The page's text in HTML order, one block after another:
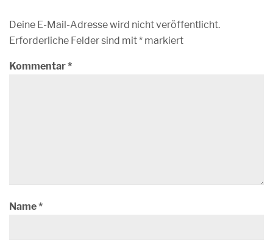
Deine E-Mail-Adresse wird nicht veröffentlicht.
Erforderliche Felder sind mit* markiert
Kommentar*
Name*